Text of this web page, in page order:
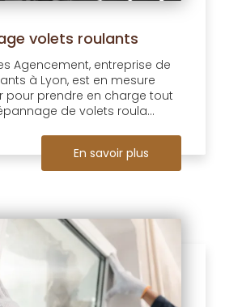
volets roulants
Agencement, entreprise de
à Lyon, est en mesure
pour prendre en charge tout
de volets roula...
En savoir plus